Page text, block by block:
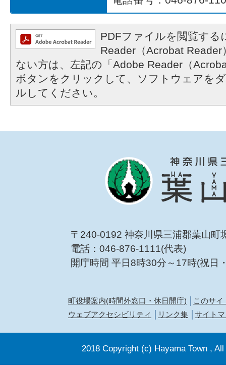
PDFファイルを閲覧する
Reader（Acrobat
ない方は、左記の「Adobe Reader（
ボタンをクリックして、ソフトウェアを
ルしてください。
〒240-0192 神奈川県三浦郡葉山町
電話：046-876-1111(代表)
開庁時間 平日8時30分～17時(祝日
町役場案内(時間外窓口・休日開庁)
このサイ
ウェブアクセシビリティ
リンク集 サイト
2018 Copyright (c) Hayama Town ,